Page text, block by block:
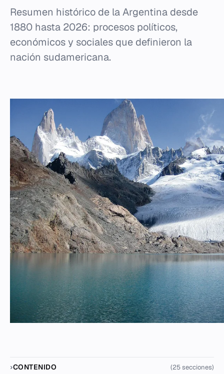
Resumen histórico de la Argentina desde
1880 hasta 2026: procesos políticos,
económicos y sociales que definieron la
nación sudamericana.
CONTENIDO (25 secciones)